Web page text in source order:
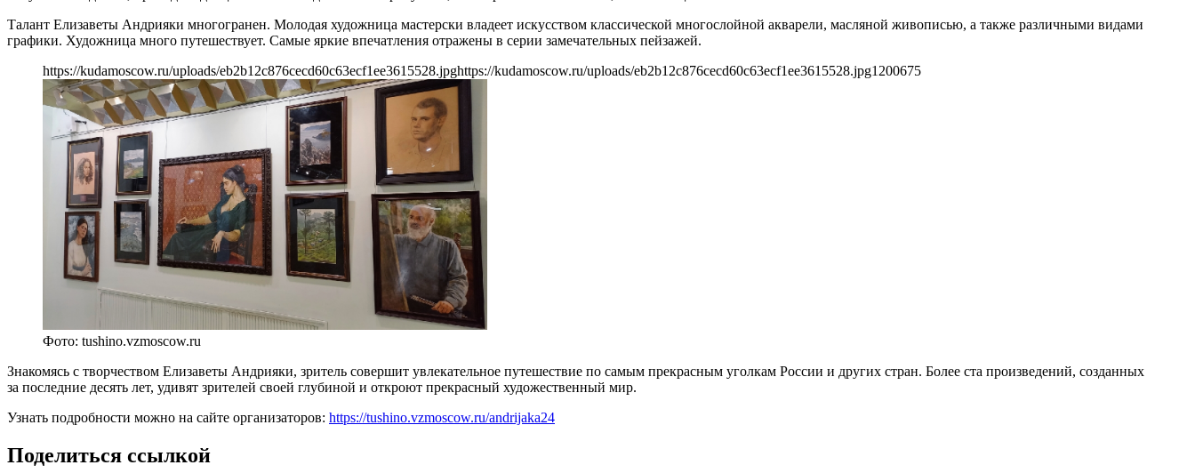
Талант Елизаветы Андрияки многогранен. Молодая художница мастерски владеет искусством классической многослойной акварели, масляной живописью, а также различными видами
графики. Художница много путешествует. Самые яркие впечатления отражены в серии замечательных пейзажей.
https://kudamoscow.ru/uploads/eb2b12c876cecd60c63ecf1ee3615528.jpghttps://kudamoscow.ru/uploads/eb2b12c876cecd60c63ecf1ee3615528.jpg1200675
Фото: tushino.vzmoscow.ru
Знакомясь с творчеством Елизаветы Андрияки, зритель совершит увлекательное путешествие по самым прекрасным уголкам России и других стран. Более ста произведений, созданных
за последние десять лет, удивят зрителей своей глубиной и откроют прекрасный художественный мир.
Узнать подробности можно на сайте организаторов: https://tushino.vzmoscow.ru/andrijaka24
Поделиться ссылкой